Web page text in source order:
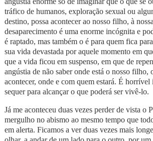
tráfico de humanos, exploração sexual ou
destino, possa acontecer ao nosso filho, à
desaparecimento é uma enorme incógnita e
é raptado, mas também o é para quem fica
sua vida devastada por aquele momento em
que a vida ficou em suspenso, em que de
angústia de não saber onde está o nosso filho,
acontecer, onde e com quem estará. É horrível
sequer para alcançar o que poderá ser vivê-lo.
Já me aconteceu duas vezes perder de vista o
mergulho no abismo ao mesmo tempo que
em alerta. Ficamos a ver duas vezes mais